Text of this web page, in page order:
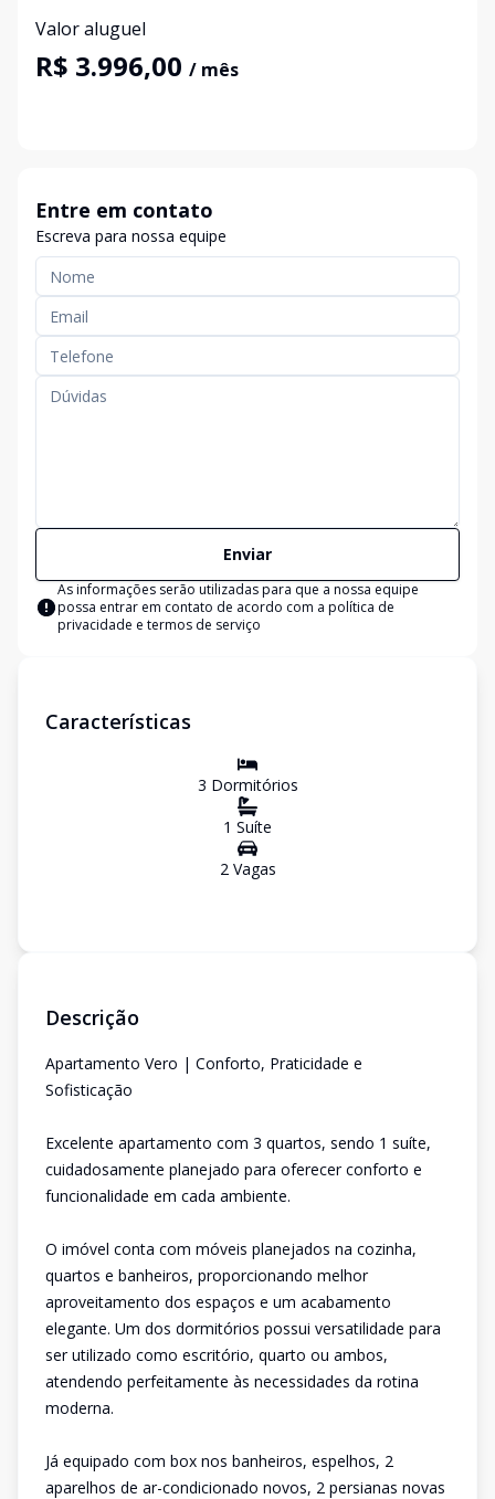
Valor aluguel
R$ 3.996,00 / mês
Entre em contato
Escreva para nossa equipe
Enviar
As informações serão utilizadas para que a nossa equipe
possa entrar em contato de acordo com a política de
privacidade e termos de serviço
Características
3 Dormitórios
1 Suíte
2Vagas
Descrição
Apartamento Vero | Conforto, Praticidade e
Sofisticação
Excelente apartamento com 3 quartos, sendo 1 suíte,
cuidadosamente planejado para oferecer conforto e
funcionalidade em cada ambiente.
O imóvel conta com móveis planejados na cozinha,
quartos e banheiros, proporcionando melhor
aproveitamento dos espaços e um acabamento
elegante. Um dos dormitórios possui versatilidade para
ser utilizado como escritório, quarto ou ambos,
atendendo perfeitamente às necessidades da rotina
moderna.
Já equipado com box nos banheiros, espelhos, 2
aparelhos de ar-condicionado novos, 2 persianas novas